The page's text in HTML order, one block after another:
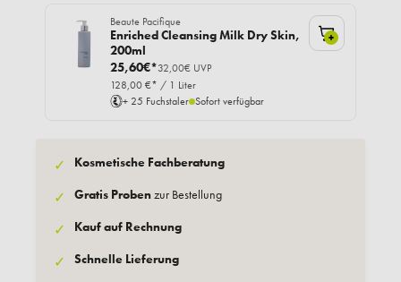
Beaute Pacifique
Enriched Cleansing Milk Dry Skin,
200ml
25,60€*32,00€ UVP
128,00 €* / 1 Liter
+ 25 Fuchstaler Sofort verfügbar
+
✓ Kosmetische Fachberatung
✓ Gratis Probenzur Bestellung
✓ Kauf auf Rechnung
✓ Schnelle Lieferung